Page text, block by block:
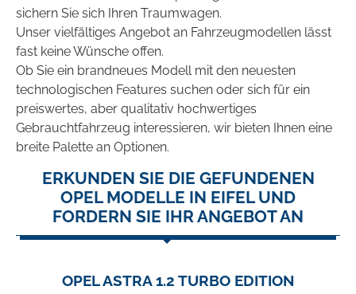
sichern Sie sich Ihren Traumwagen.
Unser vielfältiges Angebot an Fahrzeugmodellen lässt
fast keine Wünsche offen.
Ob Sie ein brandneues Modell mit den neuesten
technologischen Features suchen oder sich für ein
preiswertes, aber qualitativ hochwertiges
Gebrauchtfahrzeug interessieren, wir bieten Ihnen eine
breite Palette an Optionen.
ERKUNDEN SIE DIE GEFUNDENEN
OPEL MODELLE IN EIFEL UND
FORDERN SIE IHR ANGEBOT AN
OPEL ASTRA 1.2 TURBO EDITION